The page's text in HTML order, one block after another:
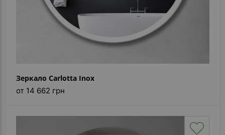
Зеркало Carlotta Inox
от 14 662 грн